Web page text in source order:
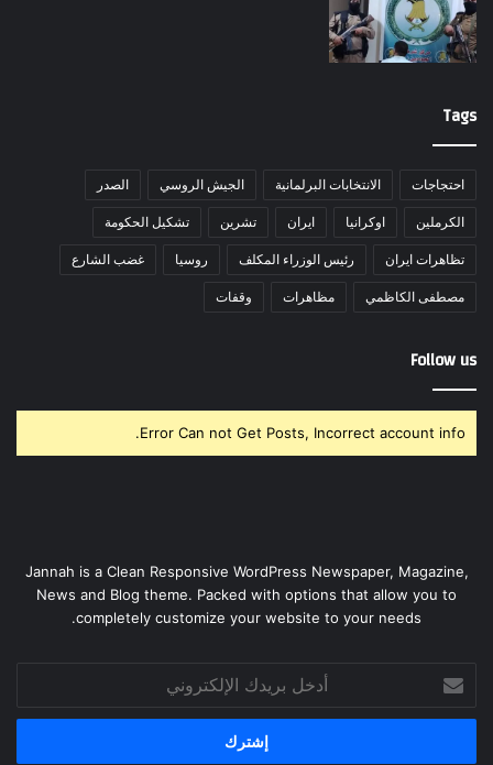
Tags
احتجاجات الانتخابات البرلمانية الجيش الروسي الصدر
الكرملين اوكرانيا ايران تشرين تشكيل الحكومة
تظاهرات ايران رئيس الوزراء المكلف روسيا غضب الشارع
مصطفى الكاظمي مظاهرات وقفات
Follow us
Error Can not Get Posts, Incorrect account info.
Jannah is a Clean Responsive WordPress Newspaper, Magazine,
News and Blog theme. Packed with options that allow you to
completely customize your website to your needs.
بريدك
الإلكتروني